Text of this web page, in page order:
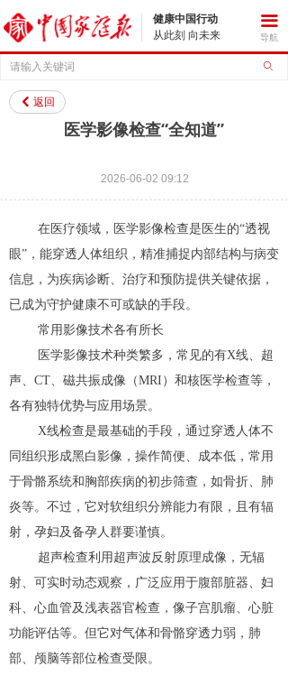
ꄙ
健康中国行动
从此刻 向未来
끀
导航
医学影像检查“全知道”
낒 返回
2026-06-02 09:12
在医疗领域，医学影像检查是医生的“透视
眼”，能穿透人体组织，精准捕捉内部结构与病变
信息，为疾病诊断、治疗和预防提供关键依据，
已成为守护健康不可或缺的手段。
常用影像技术各有所长
医学影像技术种类繁多，常见的有X线、超
声、CT、磁共振成像（MRI）和核医学检查等，
各有独特优势与应用场景。
X线检查是最基础的手段，通过穿透人体不
同组织形成黑白影像，操作简便、成本低，常用
于骨骼系统和胸部疾病的初步筛查，如骨折、肺
炎等。不过，它对软组织分辨能力有限，且有辐
射，孕妇及备孕人群要谨慎。
超声检查利用超声波反射原理成像，无辐
射、可实时动态观察，广泛应用于腹部脏器、妇
科、心血管及浅表器官检查，像子宫肌瘤、心脏
功能评估等。但它对气体和骨骼穿透力弱，肺
部、颅脑等部位检查受限。